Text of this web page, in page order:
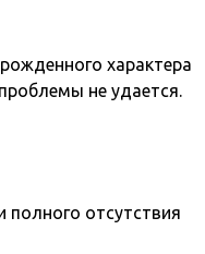
характера
не удается.
полного отсутствия